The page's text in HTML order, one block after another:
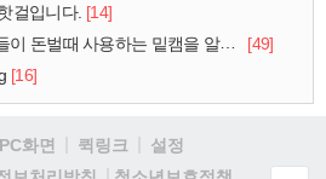
걸입니다. [14]
돈벌때 사용하는 밑캠을 알아보자
[49]
[16]
PC화면 퀵링크
설정